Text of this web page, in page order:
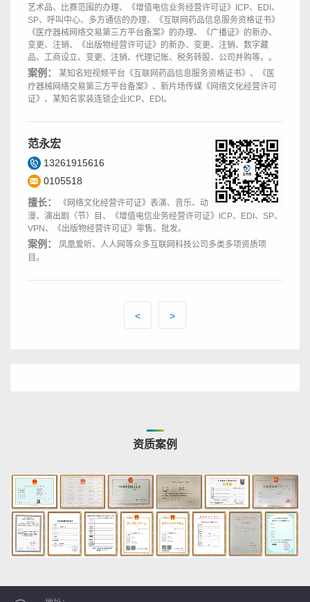
艺术品、比赛范围的办理、《增值电信业务经营许可证》ICP、EDI、
SP、呼叫中心、多方通信的办理、《互联网药品信息服务资格证书》
《医疗器械网络交易第三方平台备案》的办理、《广播证》的新办、
变更、注销、《出版物经营许可证》的新办、变更、注销、数字藏
品、工商设立、变更、注销、代理记账、税务转股、公司并购等。。
案例：
某知名短视频平台《互联网药品信息服务资格证书》、《医
疗器械网络交易第三方平台备案》、新片场传媒《网络文化经营许可
证》、某知名家装连锁企业ICP、EDI。
范永宏
13261915616
0105518
擅长：
《网络文化经营许可证》表演、音乐、动
漫、演出剧（节）目、《增值电信业务经营许可证》ICP、EDI、SP、
VPN、《出版物经营许可证》零售、批发。
案例：
凤凰爱听、人人网等众多互联网科技公司多类多项资质项
目。
< >
资质案例